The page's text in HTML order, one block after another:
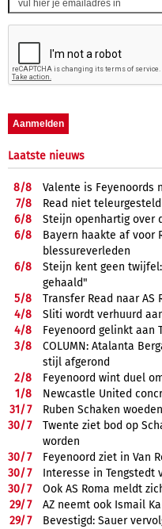
Laatste nieuws
8/8
Valente is Feyenoords
7/8
Read niet
6/8
Steijn openhartig over
6/8
Bayern haakte af voor
blessureverleden
6/8
Steijn kent geen
gehaald"
5/8
Transfer Read naar AS
4/8
Sliti wordt verhuurd
4/8
Feyenoord gelinkt aan
3/8
COLUMN: Atalanta
stijl afgerond
2/8
Feyenoord wint duel
1/8
Newcastle United
31/7
Ruben Schaken
30/7
Twente ziet bod op
worden
30/7
Feyenoord ziet in Van
30/7
Interesse in Tengstedt
30/7
Ook AS Roma meldt
29/7
AZ neemt ook Ismail
29/7
Bevestigd: Sauer